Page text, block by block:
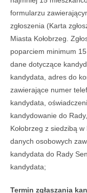
formularzu
zgłoszenia (Karta
Miasta Kołobrzeg.
poparciem minimum
dane dotyczące
kandydata, adres do
zawierające numer
kandydata,
kandydowanie do
Kołobrzeg z siedzibą
danych osobowych
kandydata do Rady
kandydata;
Termin zgłaszania